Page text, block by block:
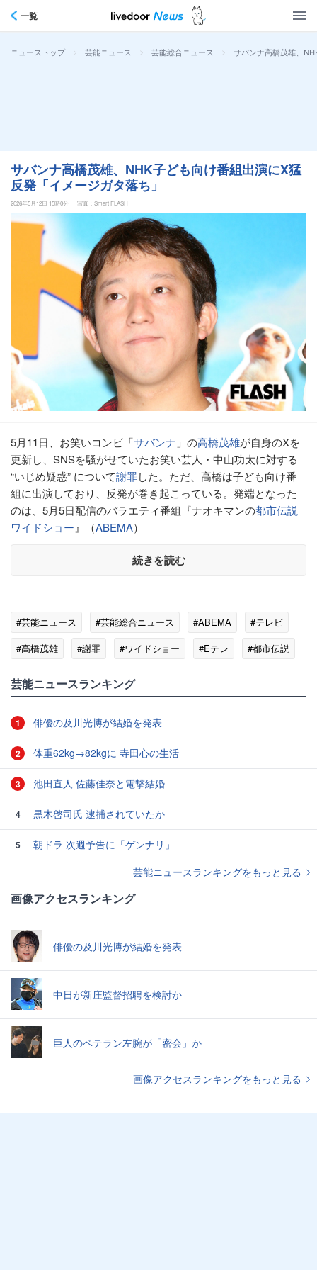
一覧
ニューストップ > 芸能ニュース > 芸能総合ニュース > サバンナ高橋茂雄、
サバンナ高橋茂雄、NHK子ども向け番組出演にX猛
反発「イメージガタ落ち」
2026年5月12日 15時0分 写真：Smart FLASH
5月11日、お笑いコンビ「サバンナ 」の高橋茂雄が自身のXを
更新し、SNSを騒がせていたお笑い芸人・中山功太に対する
“いじめ疑惑” について謝罪した。ただ、高橋は子ども向け番
組に出演しており、反発が巻き起こっている。発端となった
のは、5月5日配信のバラエティ番組『ナオキマンの都市伝説
ワイドショー 』（ABEMA）
続きを読む
#芸能ニュース #芸能総合ニュース #ABEMA
#テレビ
#高橋茂雄
#謝罪 #ワイドショー #Eテレ
#都市伝説
芸能ニュースランキング
1 俳優の及川光博が結婚を発表
2 体重62kg→82kgに 寺田心の生活
3 池田直人 佐藤佳奈と電撃結婚
4 黒木啓司氏 逮捕されていたか
5
朝ドラ 次週予告に「ゲンナリ」
芸能ニュースランキングをもっと見る
画像アクセスランキング
俳優の及川光博が結婚を発表
中日が新庄監督招聘を検討か
巨人のベテラン左腕が「密会」か
画像アクセスランキングをもっと見る